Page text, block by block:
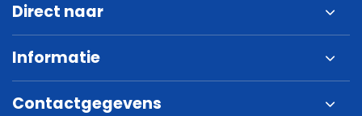
Direct naar
Informatie
Contactgegevens